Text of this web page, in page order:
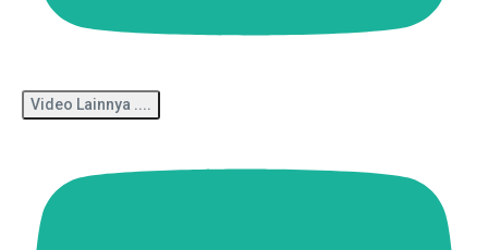
Video Lainnya ....